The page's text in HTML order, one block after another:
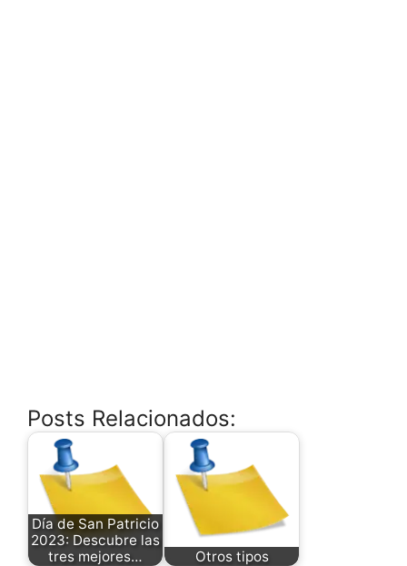
Posts Relacionados:
Día de San Patricio
2023: Descubre las
tres mejores…
Otros tipos